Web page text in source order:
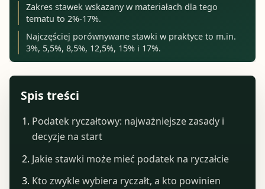
Zakres stawek wskazany w materiałach dla tego
tematu to 2%-17%.
Najczęściej porównywane stawki w praktyce to m.in.
3%, 5,5%, 8,5%, 12,5%, 15% i 17%.
Spis treści
Podatek ryczałtowy: najważniejsze zasady i
decyzje na start
Jakie stawki może mieć podatek na ryczałcie
Kto zwykle wybiera ryczałt, a kto powinien